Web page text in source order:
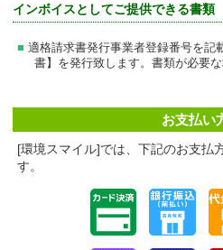
インボイスとしてご提供できる書類
適格請求書発行事業者登録番号を記
書】を発行致します。書類が必要
お支払い
[環境スマイル]では、下記のお支払
す。